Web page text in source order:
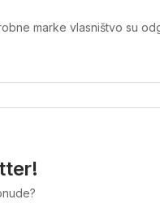
marke vlasništvo su